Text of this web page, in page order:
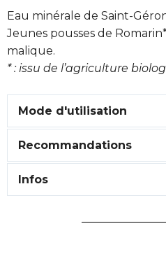
Eau minérale de Saint-
Jeunes pousses de
malique.
* : issu de l’agriculture
Mode d'utilisation
Recommandations
Infos